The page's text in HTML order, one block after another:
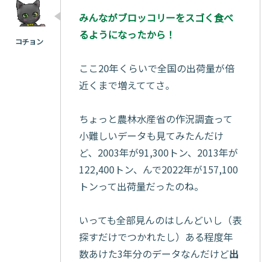
みんながブロッコリーをスゴく食べ
るようになったから！
ここ20年くらいで全国の出荷量が倍
近くまで増えててさ。
ちょっと農林水産省の作況調査って
小難しいデータも見てみたんだけ
ど、2003年が91,300トン、2013年が
122,400トン、んで2022年が157,100
トンって出荷量だったのね。
いっても全部見んのはしんどいし（表
探すだけでつかれたし）ある程度年
数あけた3年分のデータなんだけど出